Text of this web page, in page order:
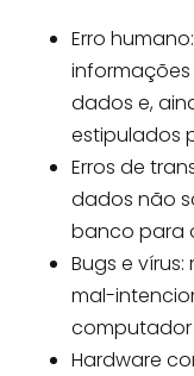
Erro
informações
dados e,
estipulados
Erros de
dados não
banco para
Bugs e
mal-
computador
Hardware